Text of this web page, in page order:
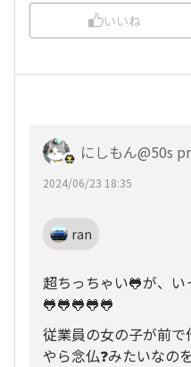
いいね
にしもん@50s
2024/06/23 18:35
ran
超ちっちゃい🐸が、い
🐸🐸🐸🐸🐸
従業員の女の子が前
やら念仏❓みたいなの